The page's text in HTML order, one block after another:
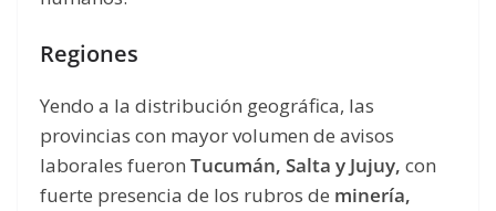
Regiones
Yendo a la distribución geográfica, las
provincias con mayor volumen de avisos
laborales fueron Tucumán, Salta y Jujuy, con
fuerte presencia de los rubros de minería,